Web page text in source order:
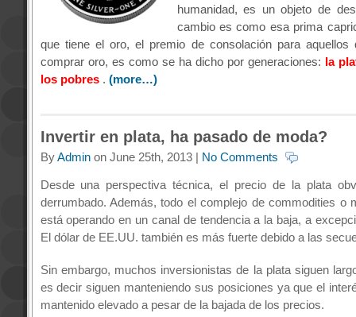
humanidad, es un objeto de
cambio es como esa prima
que tiene el oro, el premio de consolación para aquellos
comprar oro, es como se ha dicho por generaciones: la
los pobres . (more…)
Invertir en plata, ha pasado de moda?
ByAdminon June 25th, 2013 | No Comments
Desde una perspectiva técnica, el precio de la plata
derrumbado. Además, todo el complejo de commodities o
está operando en un canal de tendencia a la baja, a
El dólar de EE.UU. también es más fuerte debido a las
Sin embargo, muchos inversionistas de la plata siguen
es decir siguen manteniendo sus posiciones ya que el
mantenido elevado a pesar de la bajada de los precios.